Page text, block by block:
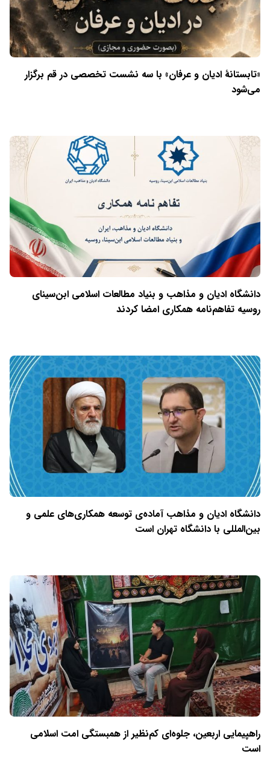
«تابستانهٔ ادیان و عرفان» با سه نشست تخصصی در قم برگزار
می‌شود
دانشگاه ادیان و مذاهب و بنیاد مطالعات اسلامی ابن‌سینای
روسیه تفاهم‌نامه همکاری امضا کردند
دانشگاه ادیان و مذاهب آماده‌ی توسعه همکاری‌های علمی و
بین‌المللی با دانشگاه تهران است
راهپیمایی اربعین، جلوه‌ای کم‌نظیر از همبستگی امت اسلامی
است